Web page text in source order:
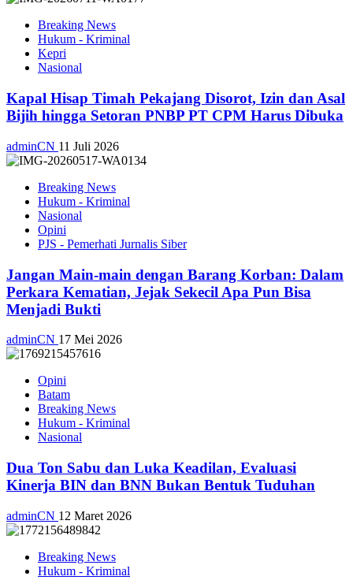
Breaking News
Hukum - Kriminal
Kepri
Nasional
Kapal Hisap Timah Pekajang Disorot, Izin dan Asal
Bijih hingga Setoran PNBP PT CPM Harus Dibuka
adminCN 11 Juli 2026
Breaking News
Hukum - Kriminal
Nasional
Opini
PJS - Pemerhati Jurnalis Siber
Jangan Main-main dengan Barang Korban: Dalam
Perkara Kematian, Jejak Sekecil Apa Pun Bisa
Menjadi Bukti
adminCN 17 Mei 2026
Opini
Batam
Breaking News
Hukum - Kriminal
Nasional
Dua Ton Sabu dan Luka Keadilan, Evaluasi
Kinerja BIN dan BNN Bukan Bentuk Tuduhan
adminCN 12 Maret 2026
Breaking News
Hukum - Kriminal